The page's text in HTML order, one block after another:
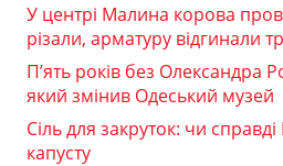
У центрі Малина корова
різали, арматуру відгинали
П’ять років без Олександра
який змінив Одеський музей
Сіль для закруток: чи справді
капусту